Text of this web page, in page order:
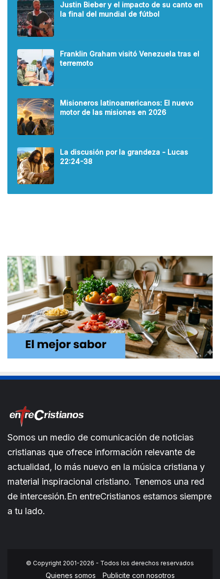
Justin Bieber y el impacto de su canto en
la final del mundial de fútbol
Franklin Graham visitó Venezuela tras el
terremoto
Misioneros latinoamericanos: El nuevo
motor de las misiones en 2026
La discusión por la grandeza - Lucas
22:24-38
Somos un medio de comunicación de noticias
cristianas que ofrece información relevante de
actualidad, lo más nuevo en la música cristiana y
material inspiracional cristiano. Tenemos una red
de intercesión.En entreCristianos estamos siempre
a tu lado.
© Copyright 2001-2026 - Todos los derechos reservados
Quienes somos Publicite con nosotros